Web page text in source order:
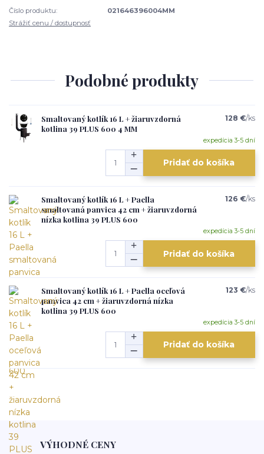
Číslo produktu:
021646396004MM
Strážiť cenu / dostupnosť
Podobné produkty
Smaltovaný kotlík 16 L + žiaruvzdorná
kotlina 39 PLUS 600 4 MM
128 €/ks
expedícia 3-5 dní
Pridať do košíka
Smaltovaný kotlík 16 L + Paella
smaltovaná panvica 42 cm + žiaruvzdorná
nízka kotlina 39 PLUS 600
126 €/ks
expedícia 3-5 dní
Pridať do košíka
Smaltovaný kotlík 16 L + Paella oceľová
panvica 42 cm + žiaruvzdorná nízka
kotlina 39 PLUS 600
123 €/ks
expedícia 3-5 dní
Pridať do košíka
VÝHODNÉ CENY